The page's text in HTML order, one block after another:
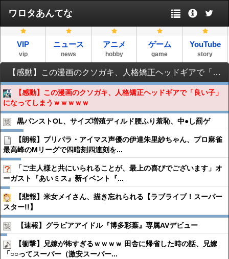
ワロタあんてな
VIP
vip
ニュース
news
アニメ
hobby
ゲーム
game
YouTube
story
【感動】この漫画のクソガキ、人格矯正ヘッドギアで「良い子」になってしまうｗｗｗｗｗ
【感動】この漫画のクソガキ、人格矯正ヘッドギアで「良い子」
になってしまうｗｗｗｗｗ
黒パンストOL、サイズ増殖ディルド腰ふり羞恥、中●︎し罰ゲ
【朗報】プリパラ・アイマス声優の伊達朱里紗ちゃん、プロ麻雀
最高峰のMリーグで四暗刻四連刻を...
「ご主人様と共にいられることが、最上の喜びでございます」オ
ーガスト『あいミス』新イベント『...
【悲報】米女メイさん、描き忘れられる【ラブライブ！スーパー
スター!!】
【速報】グラビアアイドル『博多彩葉』専属AVデビュー
【衝撃】兄嫁が怖すぎるｗｗｗｗ 田舎に帰省した時の話、兄嫁
「○○ってスーパー（激安スーパー...